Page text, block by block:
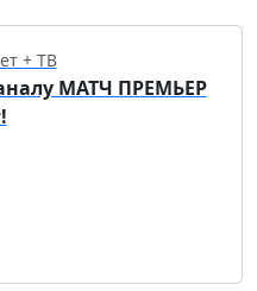
+ ТВ
МАТЧ ПРЕМЬЕР